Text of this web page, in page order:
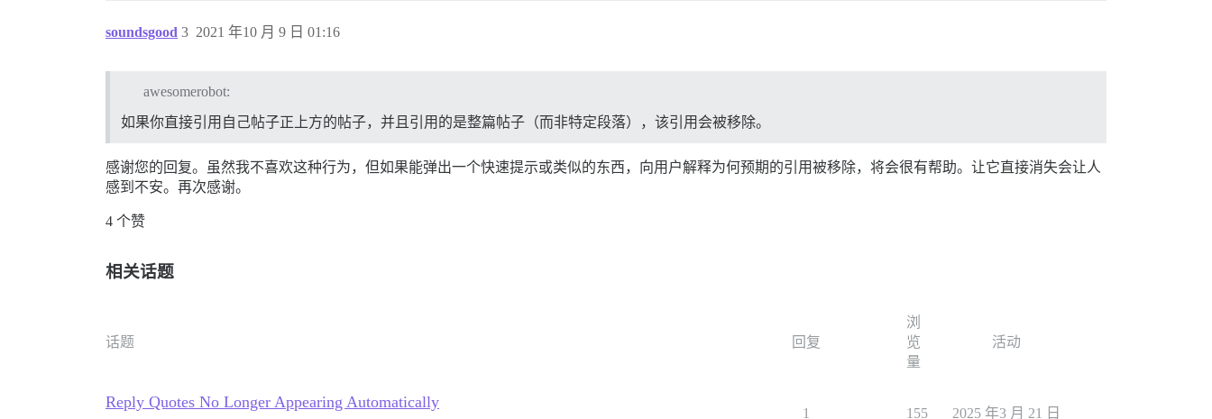
soundsgood 2021 年10 月 9 日 01:16
3
awesomerobot:
如果你直接引用自己帖子正上方的帖子，并且引用的是整篇帖子（而非特定段落），该引用会被移除。
感谢您的回复。虽然我不喜欢这种行为，但如果能弹出一个快速提示或类似的东西，向用户解释为何预期的引用被移除，将会很有帮助。让它直接消失会让人
感到不安。再次感谢。
4 个赞
相关话题
话题 回复
浏
览
量
活动
Reply Quotes No Longer Appearing Automatically
1 155 2025 年3 月 21 日